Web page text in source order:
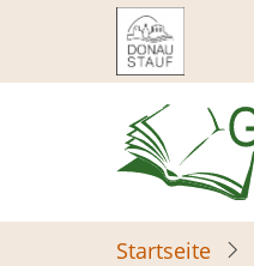
Inhalt
Startseite